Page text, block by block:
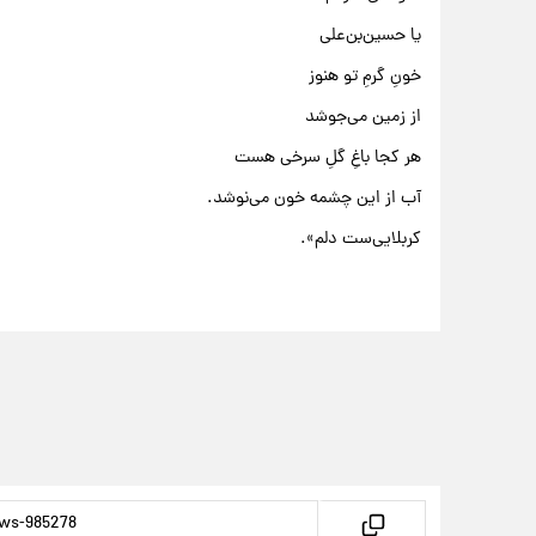
یا حسین‌بن‌علی
خونِ گرمِ تو هنوز
از زمین می‌جوشد
هر کجا باغِ گلِ سرخی هست
آب از این چشمه خون می‌نوشد.
کربلایی‌ست دلم».